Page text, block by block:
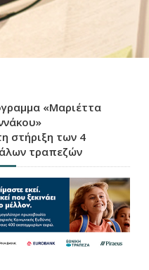
«Μαριέττα
στήριξη των 4
τραπεζών